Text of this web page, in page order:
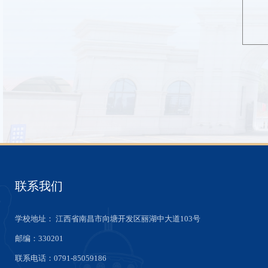
联系我们
学校地址： 江西省南昌市向塘开发区丽湖中大道103号
邮编：330201
联系电话：0791-85059186